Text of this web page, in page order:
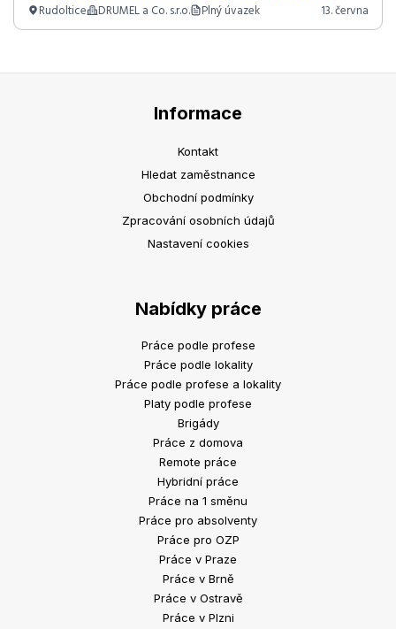
Rudoltice DRUMEL a Co. s.r.o. Plný úvazek 13. června
Informace
Kontakt
Hledat zaměstnance
Obchodní podmínky
Zpracování osobních údajů
Nastavení cookies
Nabídky práce
Práce podle profese
Práce podle lokality
Práce podle profese a lokality
Platy podle profese
Brigády
Práce z domova
Remote práce
Hybridní práce
Práce na 1 směnu
Práce pro absolventy
Práce pro OZP
Práce v Praze
Práce v Brně
Práce v Ostravě
Práce v Plzni